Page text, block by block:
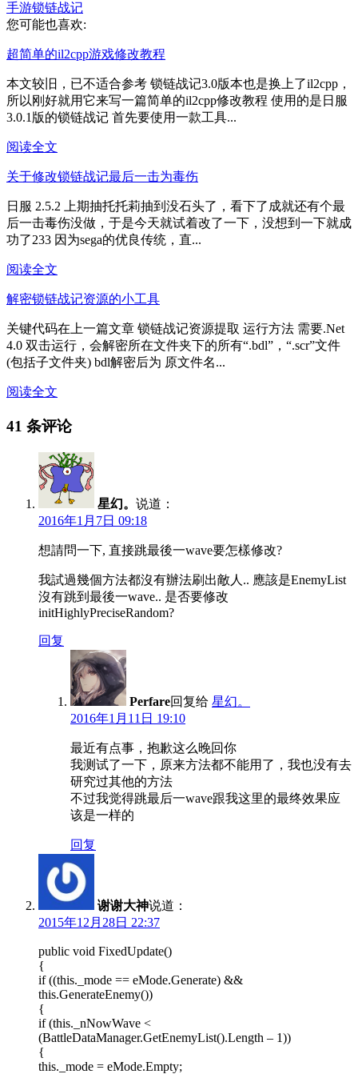
手游锁链战记
您可能也喜欢:
超简单的il2cpp游戏修改教程
本文较旧，已不适合参考 锁链战记3.0版本也是换上了il2cpp，
所以刚好就用它来写一篇简单的il2cpp修改教程 使用的是日服
3.0.1版的锁链战记 首先要使用一款工具...
阅读全文
关于修改锁链战记最后一击为毒伤
日服 2.5.2 上期抽托托莉抽到没石头了，看下了成就还有个最
后一击毒伤没做，于是今天就试着改了一下，没想到一下就成
功了233 因为sega的优良传统，直...
阅读全文
解密锁链战记资源的小工具
关键代码在上一篇文章 锁链战记资源提取 运行方法 需要.Net
4.0 双击运行，会解密所在文件夹下的所有“.bdl”，“.scr”文件
(包括子文件夹) bdl解密后为 原文件名...
阅读全文
41 条评论
星幻。 说道：
2016年1月7日 09:18
想請問一下, 直接跳最後一wave要怎樣修改?
我試過幾個方法都沒有辦法刷出敵人.. 應該是EnemyList
沒有跳到最後一wave.. 是否要修改
initHighlyPreciseRandom?
回复
Perfare回复给 星幻。
2016年1月11日 19:10
最近有点事，抱歉这么晚回你
我测试了一下，原来方法都不能用了，我也没有去
研究过其他的方法
不过我觉得跳最后一wave跟我这里的最终效果应
该是一样的
回复
谢谢大神说道：
2015年12月28日 22:37
public void FixedUpdate()
{
if ((this._mode == eMode.Generate) &&
this.GenerateEnemy())
{
if (this._nNowWave <
(BattleDataManager.GetEnemyList().Length – 1))
{
this._mode = eMode.Empty;